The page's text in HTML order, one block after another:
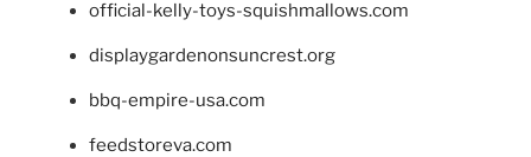
official-kelly-toys-squishmallows.com
displaygardenonsuncrest.org
bbq-empire-usa.com
feedstoreva.com